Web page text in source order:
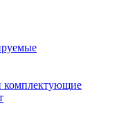
комплектующие